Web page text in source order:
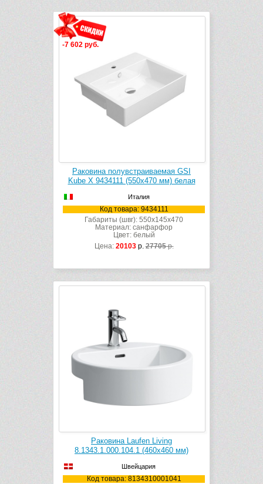
-7 602 руб.
Раковина полувстраиваемая GSI
Kube X 9434111 (550х470 мм) белая
Италия
Код товара: 9434111
Габариты (швг): 550x145x470
Материал: санфарфор
Цвет: белый
Цена: 20103р.27705р.
Раковина Laufen Living
8.1343.1.000.104.1 (460х460 мм)
Швейцария
Код товара: 8134310001041